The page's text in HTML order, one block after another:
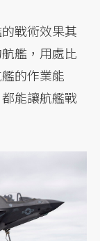
戰術效果其
艦，用處比
的作業能
能讓航艦戰